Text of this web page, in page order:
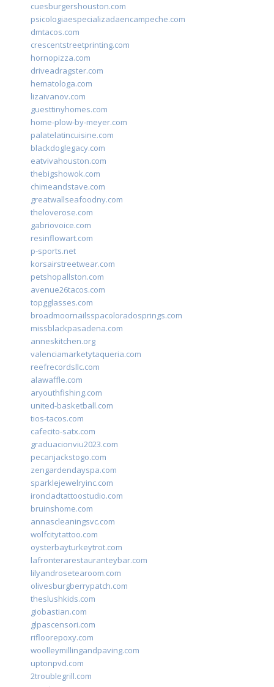
cuesburgershouston.com
psicologiaespecializadaencampeche.com
dmtacos.com
crescentstreetprinting.com
hornopizza.com
driveadragster.com
hematologa.com
lizaivanov.com
guesttinyhomes.com
home-plow-by-meyer.com
palatelatincuisine.com
blackdoglegacy.com
eatvivahouston.com
thebigshowok.com
chimeandstave.com
greatwallseafoodny.com
theloverose.com
gabriovoice.com
resinflowart.com
p-sports.net
korsairstreetwear.com
petshopallston.com
avenue26tacos.com
topgglasses.com
broadmoornailsspacoloradosprings.com
missblackpasadena.com
anneskitchen.org
valenciamarketytaqueria.com
reefrecordsllc.com
alawaffle.com
aryouthfishing.com
united-basketball.com
tios-tacos.com
cafecito-satx.com
graduacionviu2023.com
pecanjackstogo.com
zengardendayspa.com
sparklejewelryinc.com
ironcladtattoostudio.com
bruinshome.com
annascleaningsvc.com
wolfcitytattoo.com
oysterbayturkeytrot.com
lafronterarestauranteybar.com
lilyandrosetearoom.com
olivesburgberrypatch.com
theslushkids.com
giobastian.com
glpascensori.com
rifloorepoxy.com
woolleymillingandpaving.com
uptonpvd.com
2troublegrill.com